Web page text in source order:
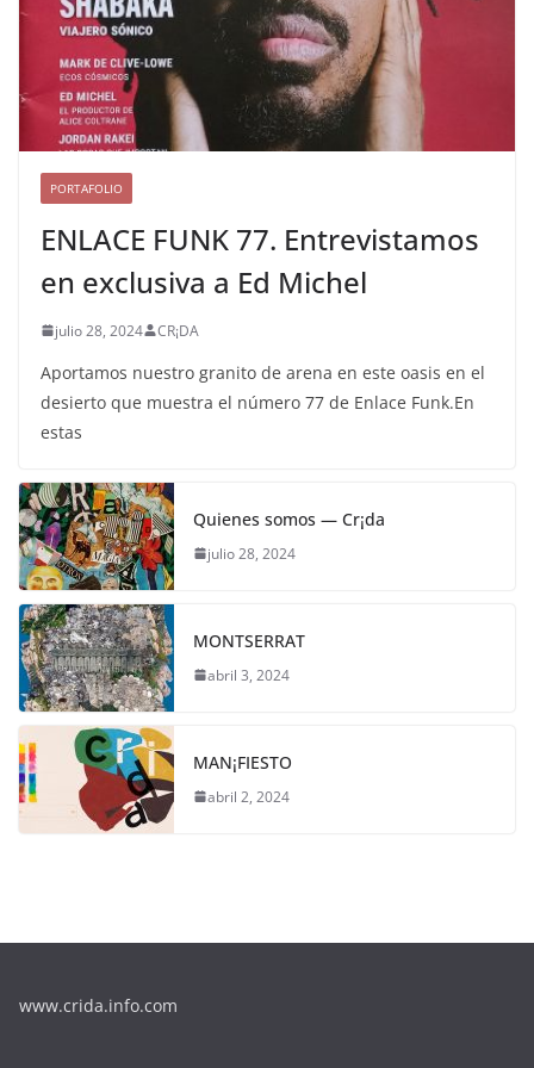
PORTAFOLIO
ENLACE FUNK 77. Entrevistamos
en exclusiva a Ed Michel
julio 28, 2024 CR¡DA
Aportamos nuestro granito de arena en este oasis en el
desierto que muestra el número 77 de Enlace Funk.En
estas
Quienes somos — Cr¡da
julio 28, 2024
MONTSERRAT
abril 3, 2024
MAN¡FIESTO
abril 2, 2024
www.crida.info.com